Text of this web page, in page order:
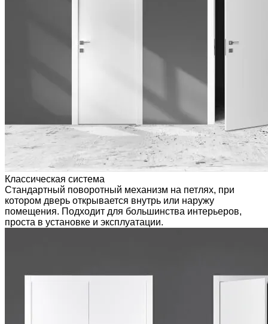
Классическая система
Стандартный поворотный механизм на петлях, при
котором дверь открывается внутрь или наружу
помещения. Подходит для большинства интерьеров,
проста в установке и эксплуатации.